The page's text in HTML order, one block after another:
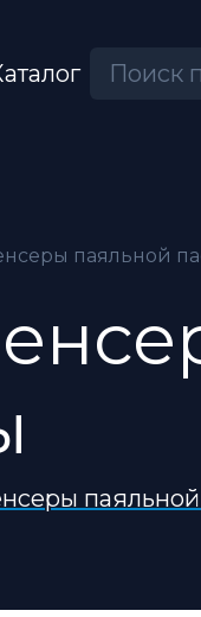
паяльной